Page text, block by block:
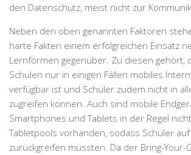
den Datenschutz, meist nicht zur
Neben den oben genannten Faktoren
harte Fakten einem erfolgreichen Einsatz
Lernformen gegenüber. Zu diesen gehört,
Schulen nur in einigen Fällen mobiles
verfügbar ist und Schüler zudem nicht in
zugreifen können. Auch sind mobile
Smartphones und Tablets in der Regel
Tabletpools vorhanden, sodass Schüler
zurückgreifen müssten. Da der Bring-Your-